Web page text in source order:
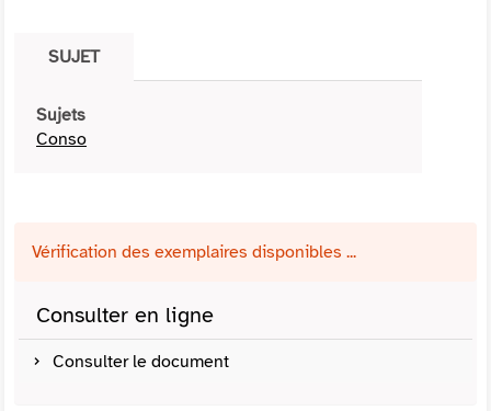
SUJET
Sujets
Conso
Vérification des exemplaires disponibles ...
Consulter en ligne
Consulter le document